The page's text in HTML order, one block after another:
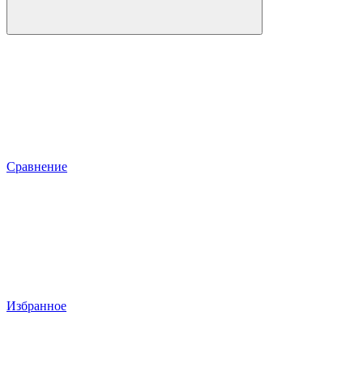
Сравнение
Избранное